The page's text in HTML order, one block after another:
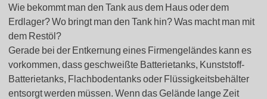
Wie bekommt man den Tank aus dem Haus oder dem
Erdlager? Wo bringt man den Tank hin? Was macht man mit
dem Restöl?
Gerade bei der Entkernung eines Firmengeländes kann es
vorkommen, dass geschweißte Batterietanks, Kunststoff-
Batterietanks, Flachbodentanks oder Flüssigkeitsbehälter
entsorgt werden müssen. Wenn das Gelände lange Zeit